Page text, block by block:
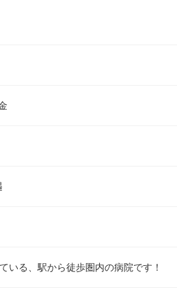
いる、駅から徒歩圏内の病院です！